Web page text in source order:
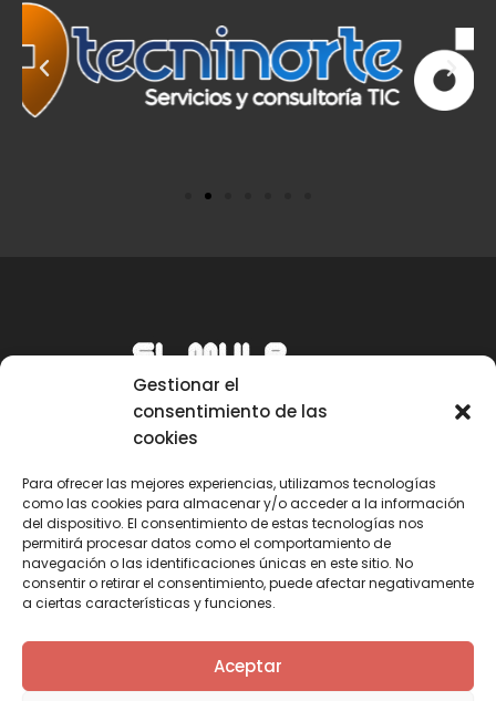
Gestionar el
consentimiento de las
cookies
Para ofrecer las mejores experiencias, utilizamos tecnologías
como las cookies para almacenar y/o acceder a la información
del dispositivo. El consentimiento de estas tecnologías nos
permitirá procesar datos como el comportamiento de
navegación o las identificaciones únicas en este sitio. No
consentir o retirar el consentimiento, puede afectar negativamente
a ciertas características y funciones.
Aceptar
Email
mule@mulecarajonero.com
Síguenos en redes sociales
a
T
w
Y
o n